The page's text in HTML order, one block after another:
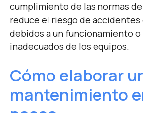
cumplimiento de las normas
reduce el riesgo de accidentes
debidos a un funcionamiento o
inadecuados de los equipos.
Cómo elaborar
mantenimiento